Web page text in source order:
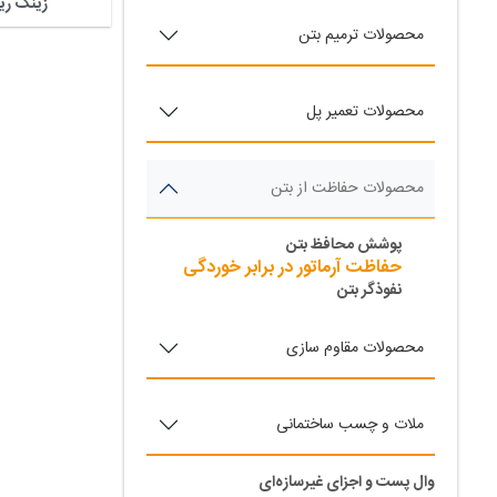
محصولات ترمیم بتن
محصولات تعمیر پل
محصولات حفاظت از بتن
پوشش‌ محافظ بتن
حفاظت آرماتور در برابر خوردگی
نفوذگر بتن
محصولات مقاوم سازی
ملات و چسب ساختمانی
وال پست و اجزای غیرسازه‌ای